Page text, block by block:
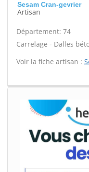
Sesam Cran-gevrier
Artisan
Département: 74
Carrelage - Dalles
Voir la fiche artisan :